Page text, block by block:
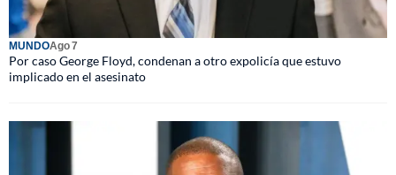
MUNDOAgo 7
Por caso George Floyd, condenan a otro expolicía que estuvo
implicado en el asesinato